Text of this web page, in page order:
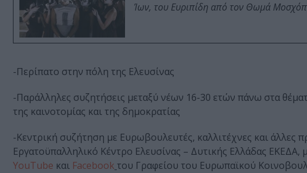
Ίων, του Ευριπίδη από τον Θωμά
-Περίπατο στην πόλη της Ελευσίνας
-Παράλληλες συζητήσεις μεταξύ νέων 16-30 ετών πάνω στα
της καινοτομίας και της δημοκρατίας
-Κεντρική συζήτηση με Ευρωβουλευτές, καλλιτέχνες και άλλες
Εργατοϋπαλληλικό Κέντρο Ελευσίνας – Δυτικής Ελλάδας
YouTube και Facebook του Γραφείου του Ευρωπαϊκού